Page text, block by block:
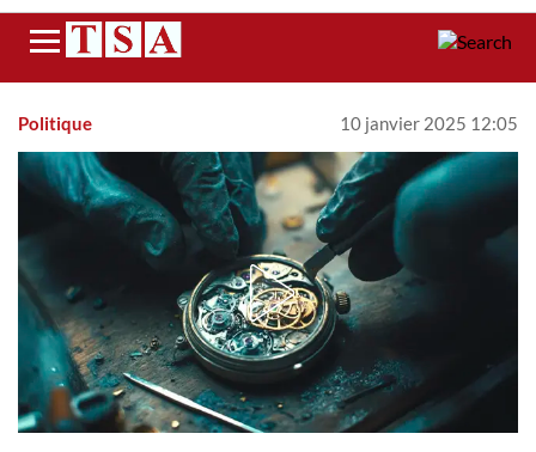
Menu
Politique 10 janvier 2025 12:05